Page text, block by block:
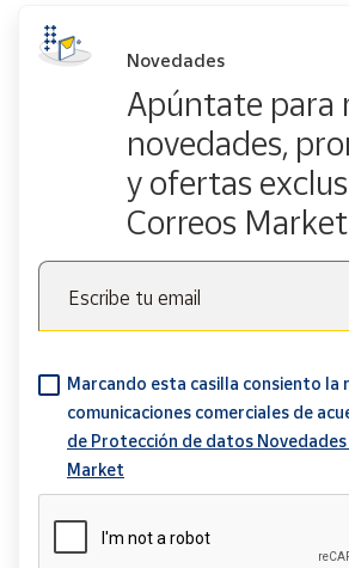
Novedades
Apúntate para
novedades,
y ofertas
Correos Market
Escribe tu email
Marcando esta casilla consiento la
comunicaciones comerciales de
de Protección de datos
Market